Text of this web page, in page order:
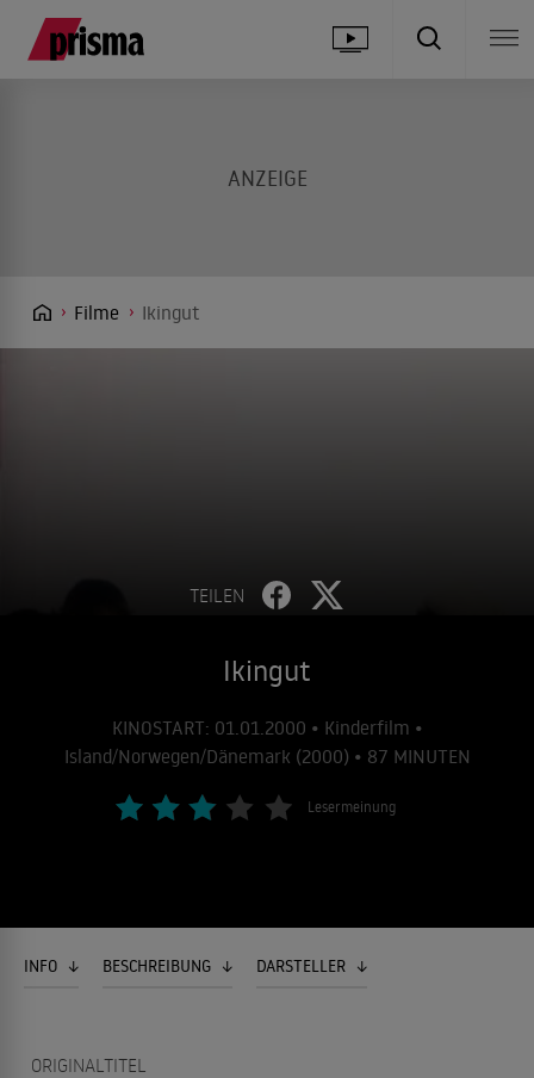
Filme Ikingut
TEILEN
Ikingut
KINOSTART: 01.01.2000 • Kinderfilm •
Island/Norwegen/Dänemark (2000) • 87 MINUTEN
Lesermeinung
INFO BESCHREIBUNG DARSTELLER
ORIGINALTITEL